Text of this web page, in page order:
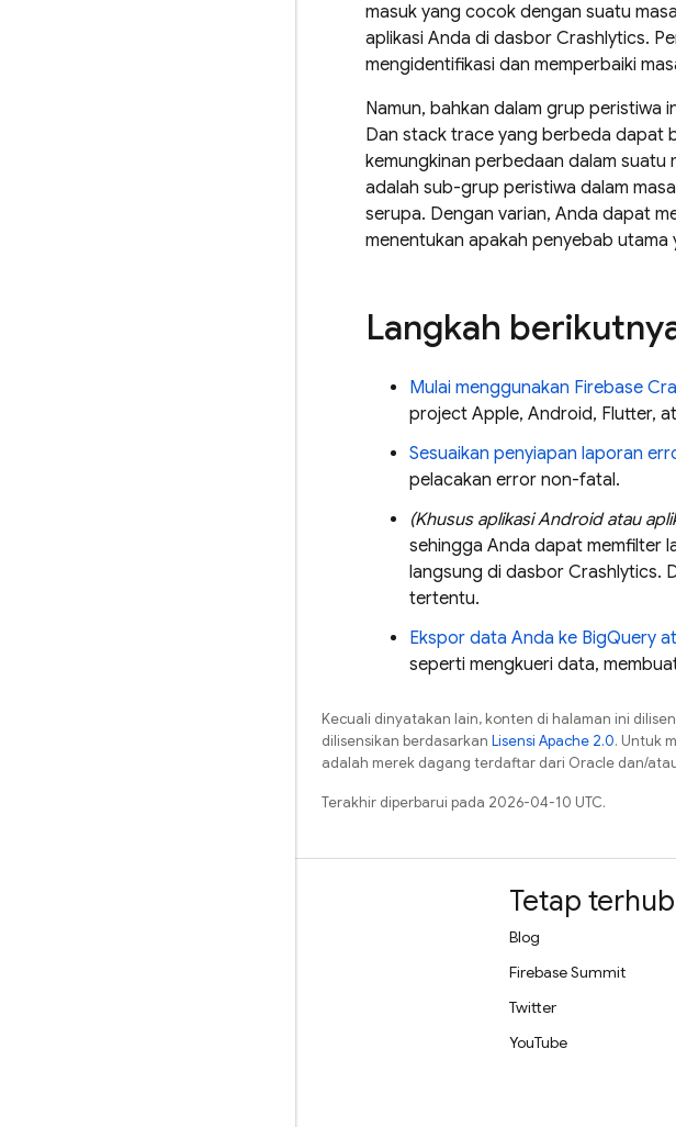
masuk yang cocok dengan suatu
aplikasi Anda di dasbor Crashlytics.
mengidentifikasi dan memperbaiki
Namun, bahkan dalam grup peristiwa
Dan stack trace yang berbeda dapat
kemungkinan perbedaan dalam suatu
adalah sub-grup peristiwa dalam
serupa. Dengan varian, Anda dapat
menentukan apakah penyebab
Langkah
Mulai menggunakan Firebase
project Apple, Android, Flutter,
Sesuaikan penyiapan laporan
pelacakan error non-fatal.
(Khusus aplikasi Android atau
sehingga Anda dapat memfilter
langsung di dasbor Crashlytics.
tertentu.
Ekspor data Anda ke BigQuery
seperti mengkueri data,
Kecuali dinyatakan lain, konten di halaman ini
dilisensikan berdasarkan Lisensi Apache 2.0. Untuk
adalah merek dagang terdaftar dari Oracle dan/
Terakhir diperbarui pada 2026-04-10 UTC.
Tetap
Blog
Firebase Summit
Twitter
YouTube